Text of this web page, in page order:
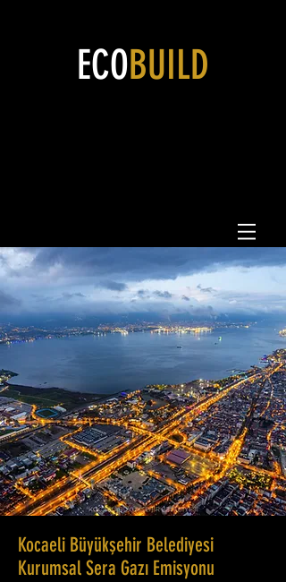
ECOBUILD
Kocaeli Büyükşehir Belediyesi
Kurumsal Sera Gazı Emisyonu